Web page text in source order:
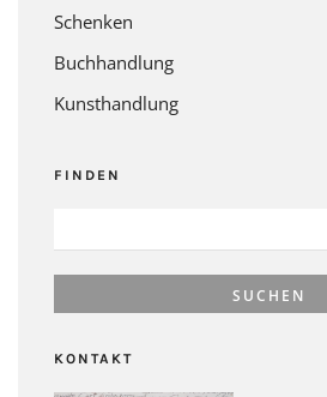
Schenken
Buchhandlung
Kunsthandlung
FINDEN
KONTAKT